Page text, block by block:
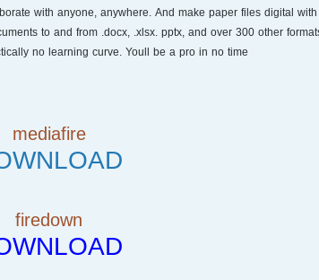
with anyone, anywhere. And make paper files digital
to and from .docx, .xlsx. pptx, and over 300 other
no learning curve. Youll be a pro in no time
mediafire
firedown